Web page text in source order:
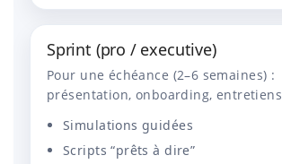
Sprint (pro / executive)
Pour une échéance (2–6 semaines) :
présentation, onboarding,
Simulations guidées
Scripts “prêts à dire”